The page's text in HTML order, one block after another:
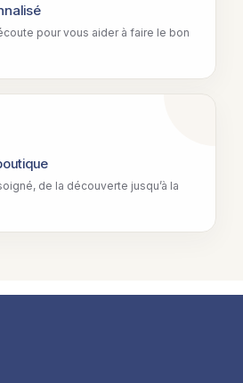
pour vous aider à faire le bon
de la découverte jusqu’à la